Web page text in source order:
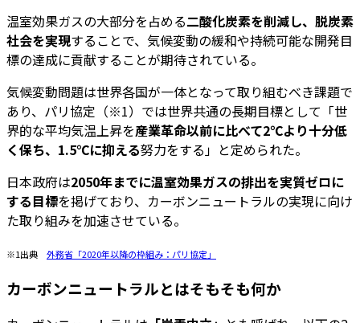
温室効果ガスの大部分を占める二酸化炭素を削減し、脱炭素
社会を実現することで、気候変動の緩和や持続可能な開発目
標の達成に貢献することが期待されている。
気候変動問題は世界各国が一体となって取り組むべき課題で
あり、パリ協定（※1）では世界共通の長期目標として「世
界的な平均気温上昇を産業革命以前に比べて2℃より十分低
く保ち、1.5℃に抑える努力をする」と定められた。
日本政府は2050年までに温室効果ガスの排出を実質ゼロに
する目標を掲げており、カーボンニュートラルの実現に向け
た取り組みを加速させている。
※1出典 外務省「2020年以降の枠組み：パリ協定」
カーボンニュートラルとはそもそも何か